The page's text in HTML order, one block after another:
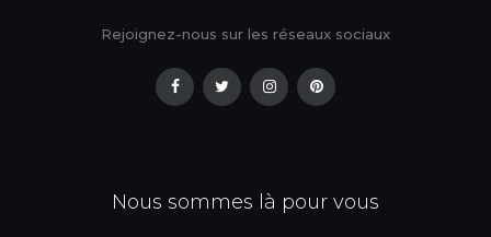
Rejoignez-nous sur les réseaux sociaux
Nous sommes là pour vous